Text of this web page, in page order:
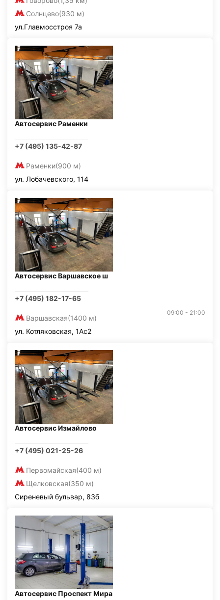
Солнцево(930 м)
ул.Главмосстроя 7а
Автосервис Раменки
+7 (495) 135-42-87
Раменки(900 м)
ул. Лобачевского, 114
Автосервис Варшавское ш
+7 (495) 182-17-65
Варшавская(1400 м)
09:00 - 21:00
ул. Котляковская, 1Ас2
Автосервис Измайлово
+7 (495) 021-25-26
Первомайская(400 м)
Щелковская(350 м)
Сиреневый бульвар, 83б
Автосервис Проспект Мира